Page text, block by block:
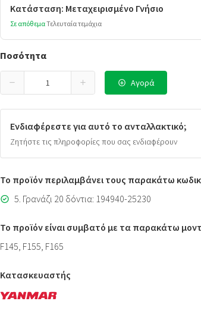
Κατάσταση: Μεταχειρισμένο Γνήσιο
Σε απόθεμαΤελευταία τεμάχια
Ποσότητα
Αγορά
Ενδιαφέρεστε για αυτό το ανταλλακτικό;
Ζητήστε τις πληροφορίες που σας ενδιαφέρουν
Το προϊόν περιλαμβάνει τους παρακάτω
5. Γρανάζι 20 δόντια: 194940-25230
Το προϊόν είναι συμβατό με τα παρακάτω
F145, F155, F165
Κατασκευαστής